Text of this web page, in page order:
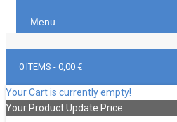
Menu
0 ITEMS - 0,00 €
Your Cart is currently empty!
Your ProductUpdate Price